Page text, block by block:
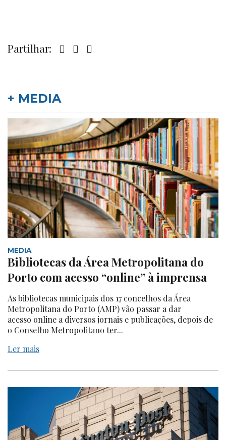
Partilhar:
+ MEDIA
MEDIA
Bibliotecas da Área Metropolitana do
Porto com acesso “online” à imprensa
As bibliotecas municipais dos 17 concelhos da Área
Metropolitana do Porto (AMP) vão passar a dar
acesso online a diversos jornais e publicações, depois de
o Conselho Metropolitano ter...
Ler mais